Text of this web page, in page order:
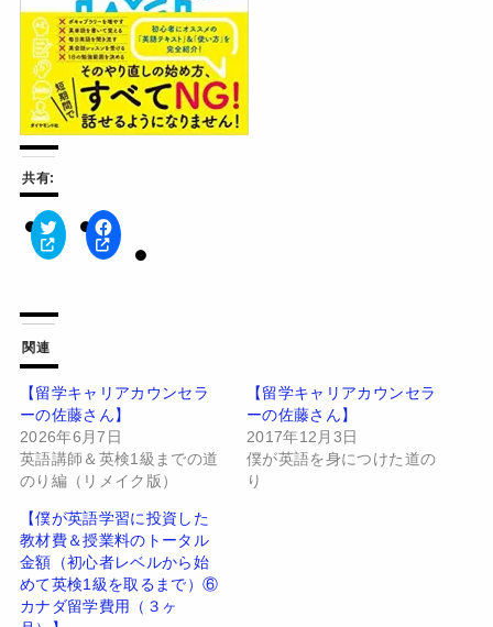
共有:
ク
リ
て
T
w
i
t
t
e
r
で
共
有
(
新
い
ウ
ィ
ン
ド
ウ
で
開
F
a
有
す
る
に
は
ク
リ
ッ
し
て
く
だ
さ
い
(
新
関連
【留学キャリアカウンセラ
ーの佐藤さん】
2026年6月7日
英語講師＆英検1級までの道
のり編（リメイク版）
【留学キャリアカウンセラ
ーの佐藤さん】
2017年12月3日
僕が英語を身につけた道の
り
【僕が英語学習に投資した
教材費＆授業料のトータル
金額（初心者レベルから始
めて英検1級を取るまで）⑥
カナダ留学費用（３ヶ